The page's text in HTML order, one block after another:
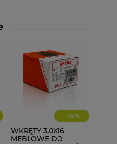
-15%
WKRĘTY 3,0X16
MEBLOWE DO